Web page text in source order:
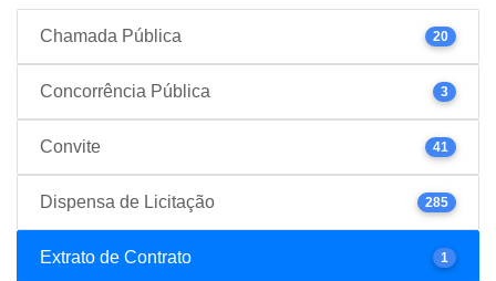
Chamada Pública 20
Concorrência Pública 3
Convite 41
Dispensa de Licitação 285
Extrato de Contrato 1